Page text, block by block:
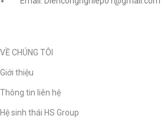
VỀ CHÚNG TÔI
Giới thiệu
Thông tin liên hệ
Hệ sinh thái HS Group